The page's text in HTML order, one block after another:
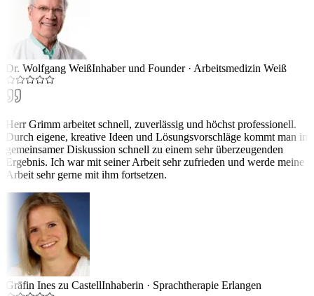
Dr. Wolfgang WeißInhaber und Founder· Arbeitsmedizin Weiß
Herr Grimm arbeitet schnell, zuverlässig und höchst professionell.
Durch eigene, kreative Ideen und Lösungsvorschläge kommt man in
gemeinsamer Diskussion schnell zu einem sehr überzeugenden
Ergebnis. Ich war mit seiner Arbeit sehr zufrieden und werde meine
Arbeit sehr gerne mit ihm fortsetzen.
Gräfin Ines zu CastellInhaberin · Sprachtherapie Erlangen